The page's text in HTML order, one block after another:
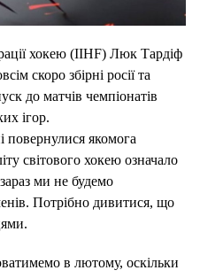
хокею (IIHF) Люк Тардіф
скоро збірні росії та
до матчів чемпіонатів
ігор.
повернулися якомога
світового хокею означало
ми не будемо
Потрібно дивитися, що
в лютому, оскільки